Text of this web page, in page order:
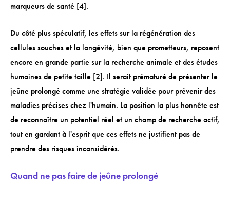
marqueurs de santé [4].
Du côté plus spéculatif, les effets sur la régénération des
cellules souches et la longévité, bien que prometteurs, reposent
encore en grande partie sur la recherche animale et des études
humaines de petite taille [2]. Il serait prématuré de présenter le
jeûne prolongé comme une stratégie validée pour prévenir des
maladies précises chez l'humain. La position la plus honnête est
de reconnaître un potentiel réel et un champ de recherche actif,
tout en gardant à l'esprit que ces effets ne justifient pas de
prendre des risques inconsidérés.
Quand ne pas faire de jeûne prolongé